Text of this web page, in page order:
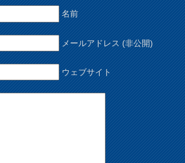
名前
メールアドレス (非公開)
ウェブサイト